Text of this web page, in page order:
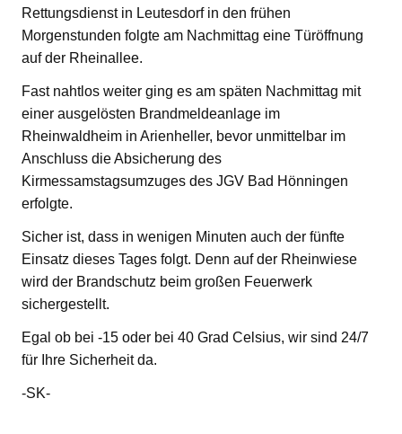
Rettungsdienst in Leutesdorf in den frühen
Morgenstunden folgte am Nachmittag eine Türöffnung
auf der Rheinallee.
Fast nahtlos weiter ging es am späten Nachmittag mit
einer ausgelösten Brandmeldeanlage im
Rheinwaldheim in Arienheller, bevor unmittelbar im
Anschluss die Absicherung des
Kirmessamstagsumzuges des JGV Bad Hönningen
erfolgte.
Sicher ist, dass in wenigen Minuten auch der fünfte
Einsatz dieses Tages folgt. Denn auf der Rheinwiese
wird der Brandschutz beim großen Feuerwerk
sichergestellt.
Egal ob bei -15 oder bei 40 Grad Celsius, wir sind 24/7
für Ihre Sicherheit da.
-SK-